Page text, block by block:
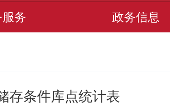
务 政务信息
存条件库点统计表